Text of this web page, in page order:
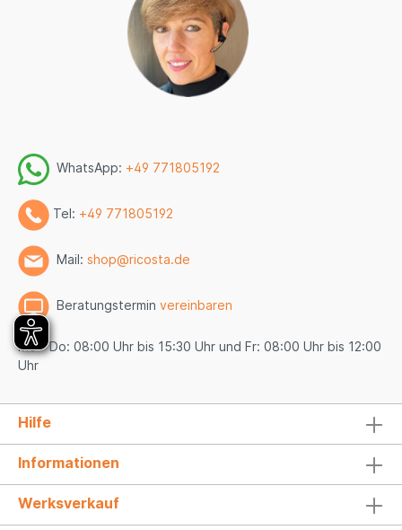
WhatsApp: +49 771805192
Tel: +49 771805192
Mail: shop@ricosta.de
Beratungstermin vereinbaren
Mo - Do: 08:00 Uhr bis 15:30 Uhr und Fr: 08:00 Uhr bis 12:00
Uhr
Hilfe
Informationen
Werksverkauf